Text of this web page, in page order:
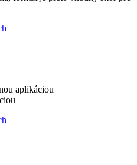
aplikáciou